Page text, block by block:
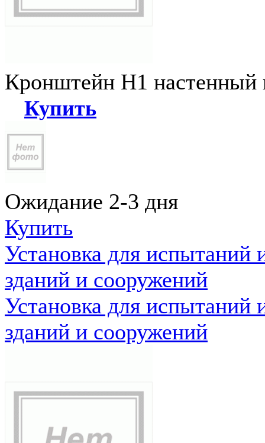
Кронштейн Н1
Купить
Ожидание 2-3 дня
Купить
Установка для испытаний
зданий и сооружений
Установка для испытаний
зданий и сооружений